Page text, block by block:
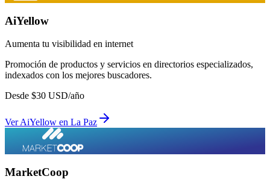
AiYellow
Aumenta tu visibilidad en internet
Promoción de productos y servicios en directorios especializados,
indexados con los mejores buscadores.
Desde $30 USD/año
VerAiYellow en La Paz
MarketCoop